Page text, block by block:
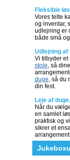
Fleksible
Vores telte
og inventar,
udlejning er
både små
Udlejning af
Vi tilbyder
stole, så
duge, så du
din fest.
Leje af
Når du
en samlet
praktisk og
sikrer et